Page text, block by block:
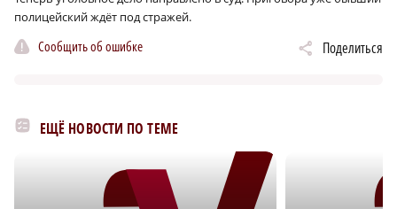
полицейский ждёт под стражей.
Сообщить об ошибке Поделиться
ЕЩЁ НОВОСТИ ПО ТЕМЕ